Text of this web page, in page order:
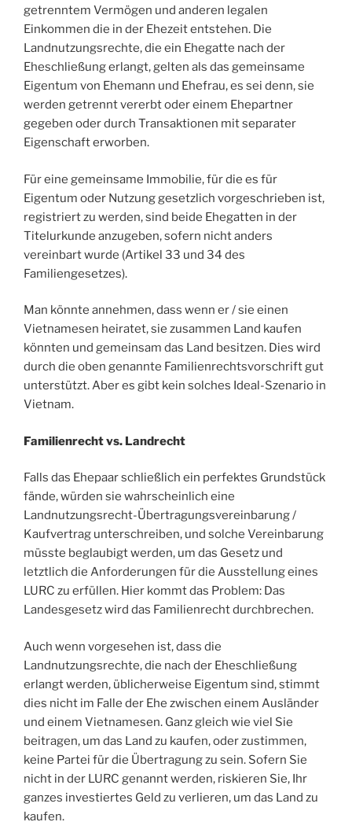
getrenntem Vermögen und anderen legalen
Einkommen die in der Ehezeit entstehen. Die
Landnutzungsrechte, die ein Ehegatte nach der
Eheschließung erlangt, gelten als das gemeinsame
Eigentum von Ehemann und Ehefrau, es sei denn, sie
werden getrennt vererbt oder einem Ehepartner
gegeben oder durch Transaktionen mit separater
Eigenschaft erworben.
Für eine gemeinsame Immobilie, für die es für
Eigentum oder Nutzung gesetzlich vorgeschrieben ist,
registriert zu werden, sind beide Ehegatten in der
Titelurkunde anzugeben, sofern nicht anders
vereinbart wurde (Artikel 33 und 34 des
Familiengesetzes).
Man könnte annehmen, dass wenn er / sie einen
Vietnamesen heiratet, sie zusammen Land kaufen
könnten und gemeinsam das Land besitzen. Dies wird
durch die oben genannte Familienrechtsvorschrift gut
unterstützt. Aber es gibt kein solches Ideal-Szenario in
Vietnam.
Familienrecht vs. Landrecht
Falls das Ehepaar schließlich ein perfektes Grundstück
fände, würden sie wahrscheinlich eine
Landnutzungsrecht-Übertragungsvereinbarung /
Kaufvertrag unterschreiben, und solche Vereinbarung
müsste beglaubigt werden, um das Gesetz und
letztlich die Anforderungen für die Ausstellung eines
LURC zu erfüllen. Hier kommt das Problem: Das
Landesgesetz wird das Familienrecht durchbrechen.
Auch wenn vorgesehen ist, dass die
Landnutzungsrechte, die nach der Eheschließung
erlangt werden, üblicherweise Eigentum sind, stimmt
dies nicht im Falle der Ehe zwischen einem Ausländer
und einem Vietnamesen. Ganz gleich wie viel Sie
beitragen, um das Land zu kaufen, oder zustimmen,
keine Partei für die Übertragung zu sein. Sofern Sie
nicht in der LURC genannt werden, riskieren Sie, Ihr
ganzes investiertes Geld zu verlieren, um das Land zu
kaufen.